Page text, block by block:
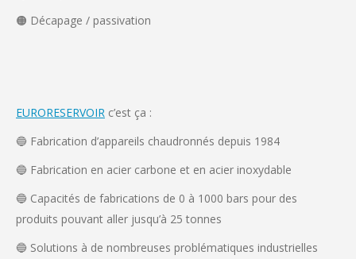
🟠 Décapage / passivation
EURORESERVOIR c’est ça :
🔵 Fabrication d’appareils chaudronnés depuis 1984
🔵 Fabrication en acier carbone et en acier inoxydable
🔵 Capacités de fabrications de 0 à 1000 bars pour des
produits pouvant aller jusqu’à 25 tonnes
🔵 Solutions à de nombreuses problématiques industrielles